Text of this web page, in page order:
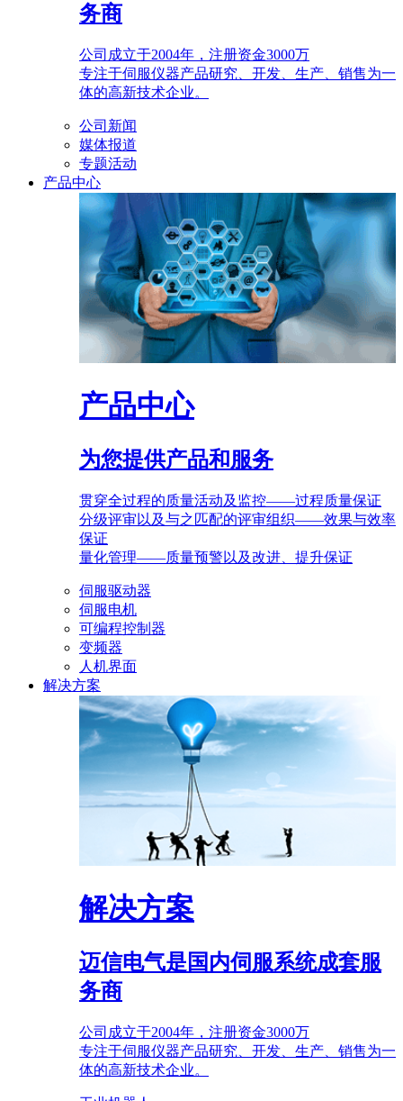
务商
公司成立于2004年，注册资金3000万
专注于伺服仪器产品研究、开发、生产、销售为一
体的高新技术企业。
公司新闻
媒体报道
专题活动
产品中心
产品中心
为您提供产品和服务
贯穿全过程的质量活动及监控——过程质量保证
分级评审以及与之匹配的评审组织——效果与效率
保证
量化管理——质量预警以及改进、提升保证
伺服驱动器
伺服电机
可编程控制器
变频器
人机界面
解决方案
解决方案
迈信电气是国内伺服系统成套服
务商
公司成立于2004年，注册资金3000万
专注于伺服仪器产品研究、开发、生产、销售为一
体的高新技术企业。